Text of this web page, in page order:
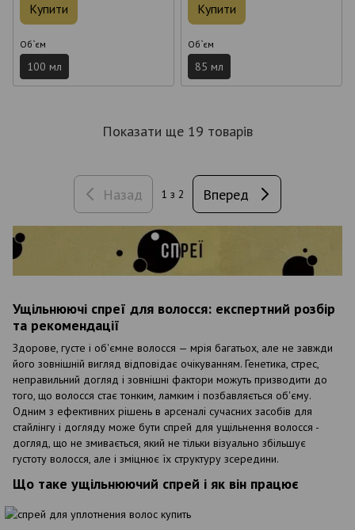
Купити
Об`єм
100 мл
Купити
Об`єм
85 мл
Показати ще 19 товарів
Назад 1 з 2 Вперед
Ущільнюючі спреї для волосся: експертний розбір
та рекомендації
Здорове, густе і об'ємне волосся — мрія багатьох, але не завжди
його зовнішній вигляд відповідає очікуванням. Генетика, стрес,
неправильний догляд і зовнішні фактори можуть призводити до
того, що волосся стає тонким, ламким і позбавляється об'єму.
Одним з ефективних рішень в арсеналі сучасних засобів для
стайлінгу і догляду може бути спрей для ущільнення волосся -
догляд, що не змивається, який не тільки візуально збільшує
густоту волосся, але і зміцнює їх структуру зсередини.
Що таке ущільнюючий спрей і як він працює